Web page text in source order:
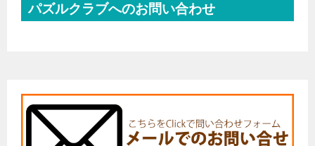
パズルクラブへのお問い合わせ